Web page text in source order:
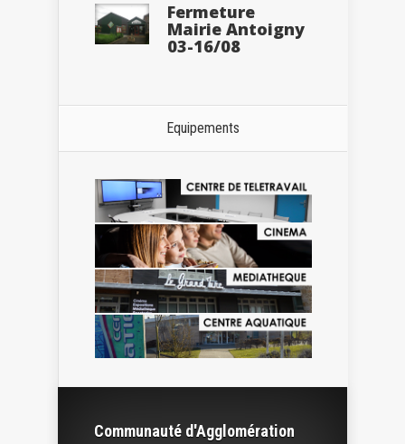
Fermeture
Mairie Antoigny
03-16/08
Equipements
Communauté d'Agglomération